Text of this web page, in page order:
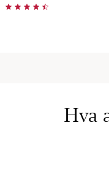
Hurtigvisning
Hva